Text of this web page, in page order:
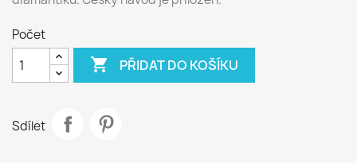
Počet
 PŘIDAT DO KOŠÍKU
Sdílet